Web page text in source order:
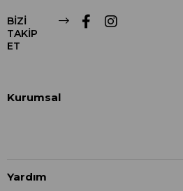
BİZİ
TAKİP
ET
Kurumsal
Yardım